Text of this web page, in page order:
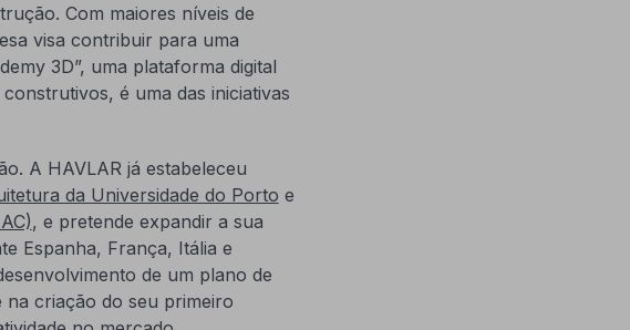
Com maiores níveis de
visa contribuir para uma
3D”, uma plataforma digital
é uma das iniciativas
A HAVLAR já estabeleceu
da Universidade do Porto e
, e pretende expandir a sua
Espanha, França, Itália e
de um plano de
criação do seu primeiro